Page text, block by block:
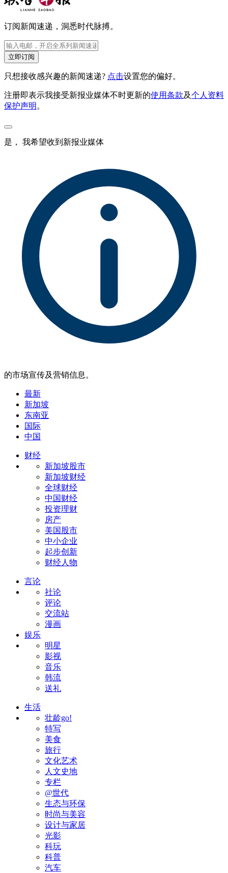
订阅新闻速递，洞悉时代脉搏。
立即订阅
只想接收感兴趣的新闻速递? 点击设置您的偏好。
注册即表示我接受新报业媒体不时更新的使用条款及个人资料
保护声明 。
是， 我希望收到新报业媒体
的市场宣传及营销信息。
最新
新加坡
东南亚
国际
中国
财经
新加坡股市
新加坡财经
全球财经
中国财经
投资理财
房产
美国股市
中小企业
起步创新
财经人物
言论
社论
评论
交流站
漫画
娱乐
明星
影视
音乐
韩流
送礼
生活
壮龄go!
特写
美食
旅行
文化艺术
人文史地
专栏
@世代
生态与环保
时尚与美容
设计与家居
光影
科玩
科普
汽车